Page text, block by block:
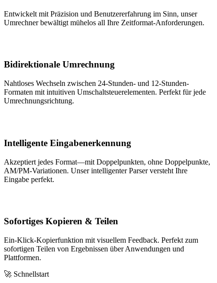
Entwickelt mit Präzision und Benutzererfahrung im Sinn, unser
Umrechner bewältigt mühelos all Ihre Zeitformat-Anforderungen.
Bidirektionale Umrechnung
Nahtloses Wechseln zwischen 24-Stunden- und 12-Stunden-
Formaten mit intuitiven Umschaltsteuerelementen. Perfekt für jede
Umrechnungsrichtung.
Intelligente Eingabenerkennung
Akzeptiert jedes Format—mit Doppelpunkten, ohne Doppelpunkte,
AM/PM-Variationen. Unser intelligenter Parser versteht Ihre
Eingabe perfekt.
Sofortiges Kopieren & Teilen
Ein-Klick-Kopierfunktion mit visuellem Feedback. Perfekt zum
sofortigen Teilen von Ergebnissen über Anwendungen und
Plattformen.
🚀 Schnellstart